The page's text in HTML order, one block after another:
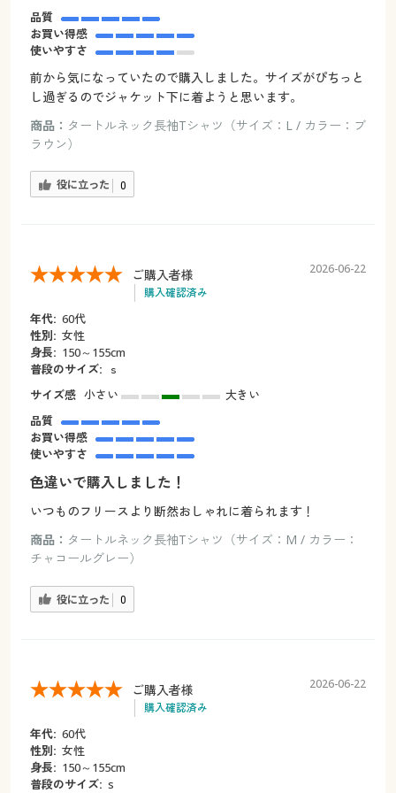
品質
お買い得感
使いやすさ
前から気になっていたので購入しました。サイズがぴちっと
し過ぎるのでジャケット下に着ようと思います。
商品： タートルネック長袖Tシャツ（サイズ：L / カラー：ブ
ラウン）
役に立った 0
ご購入者様
購入確認済み
2026-06-22
年代: 60代
性別: 女性
身長: 150～155cm
普段のサイズ:
ｓ
サイズ感 小さい
大きい
品質
お買い得感
使いやすさ
色違いで購入しました！
いつものフリースより断然おしゃれに着られます！
商品： タートルネック長袖Tシャツ（サイズ：M / カラー：
チャコールグレー）
役に立った 0
ご購入者様
購入確認済み
2026-06-22
年代: 60代
性別: 女性
身長: 150～155cm
普段のサイズ: s